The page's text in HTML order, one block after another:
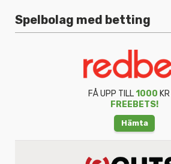
Spelbolag med betting
FÅ UPP TILL1000 KR I
FREEBETS!
Hämta